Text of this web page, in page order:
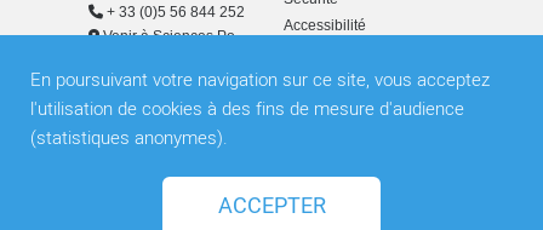
En poursuivant votre navigation sur ce site, vous acceptez
l'utilisation de cookies à des fins de mesure d'audience
(statistiques anonymes).
ACCEPTER
+ 33 (0)5 56 844 252
Venir à Sciences Po
Accessibilité